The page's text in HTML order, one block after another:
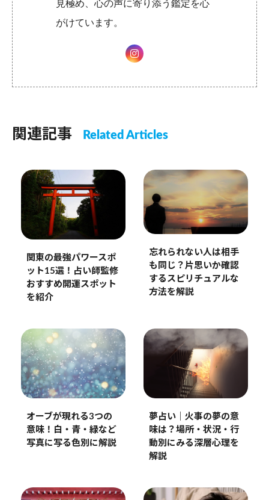
見極め、心の声に寄り添う鑑定を心
がけています。
関連記事 Related Articles
関東の最強パワースポ
ット15選！占い師監修
おすすめ開運スポット
を紹介
忘れられない人は相手
も同じ？片思いか確認
するスピリチュアルな
方法を解説
オーブが現れる3つの
意味！白・青・緑など
写真に写る色別に解説
夢占い｜火事の夢の意
味は？場所・状況・行
動別にみる深層心理を
解説